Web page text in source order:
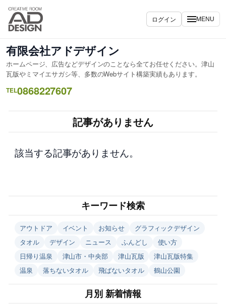
内
を
キ
ッ
プ
ログイン MENU
有限会社アドデザイン
ホームページ、広告などデザインのことなら全てお任せください。津山
瓦版やミマイエサガシ等、多数のWebサイト構築実績もあります。
TEL0868227607
記事がありません
該当する記事がありません。
キーワード検索
アウトドア イベント お知らせ
グラフィックデザイン
タオル
デザイン ニュース ふんどし
使い方
日帰り温泉
津山市・中央部 津山瓦版
津山瓦版特集
温泉
落ちないタオル 飛ばないタオル 鶴山公園
月別 新着情報